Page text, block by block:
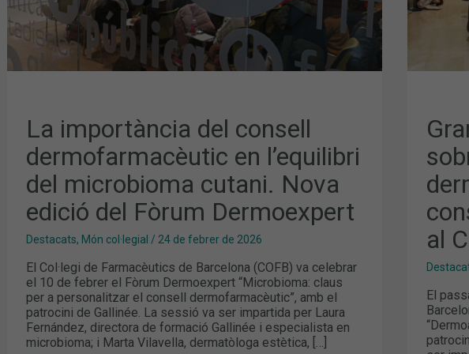
La importància del consell
dermofarmacèutic en l’equilibri
del microbioma cutani. Nova
edició del Fòrum Dermoexpert
Destacats, Món col·legial / 24 de febrer de 2026
El Col·legi de Farmacèutics de Barcelona (COFB) va celebrar
el 10 de febrer el Fòrum Dermoexpert “Microbioma: claus
per a personalitzar el consell dermofarmacèutic”, amb el
patrocini de Gallinée. La sessió va ser impartida per Laura
Fernández, directora de formació Gallinée i especialista en
microbioma; i Marta Vilavella, dermatòloga estètica, […]
EDICIÓ
DEL
FÒRUM
DERMOEXPERT
al
El